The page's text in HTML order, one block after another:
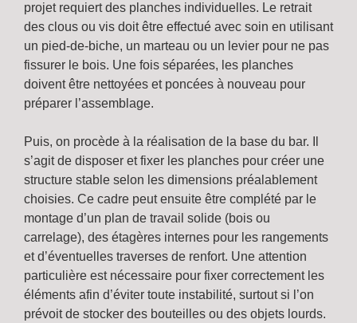
projet requiert des planches individuelles. Le retrait
des clous ou vis doit être effectué avec soin en utilisant
un pied-de-biche, un marteau ou un levier pour ne pas
fissurer le bois. Une fois séparées, les planches
doivent être nettoyées et poncées à nouveau pour
préparer l’assemblage.
Puis, on procède à la réalisation de la base du bar. Il
s’agit de disposer et fixer les planches pour créer une
structure stable selon les dimensions préalablement
choisies. Ce cadre peut ensuite être complété par le
montage d’un plan de travail solide (bois ou
carrelage), des étagères internes pour les rangements
et d’éventuelles traverses de renfort. Une attention
particulière est nécessaire pour fixer correctement les
éléments afin d’éviter toute instabilité, surtout si l’on
prévoit de stocker des bouteilles ou des objets lourds.